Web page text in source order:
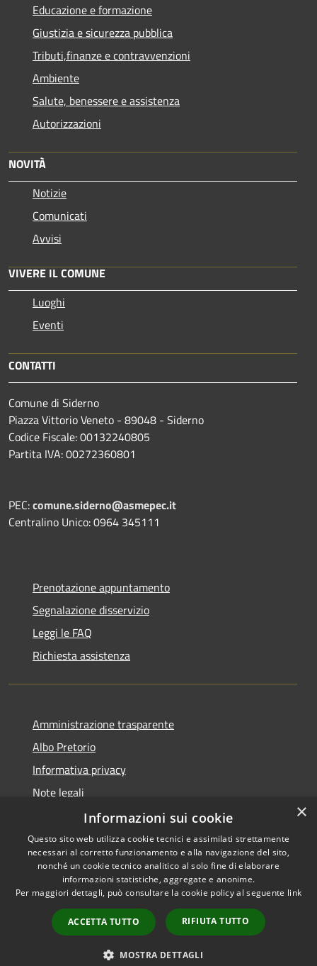
Educazione e formazione
Giustizia e sicurezza pubblica
Tributi,finanze e contravvenzioni
Ambiente
Salute, benessere e assistenza
Autorizzazioni
NOVITÀ
Notizie
Comunicati
Avvisi
VIVERE IL COMUNE
Luoghi
Eventi
CONTATTI
Comune di Siderno
Piazza Vittorio Veneto - 89048 - Siderno
Codice Fiscale: 00132240805
Partita IVA: 00272360801
PEC:comune.siderno@asmepec.it
Centralino Unico: 0964 345111
Prenotazione appuntamento
Segnalazione disservizio
Leggi le FAQ
Richiesta assistenza
Amministrazione trasparente
Albo Pretorio
Informativa privacy
Note legali
Dichiarazione di accessibilità
RSS
Accessibilità
Copyright © 2026 • Comune di
Municipium•
Accesso
redazione
×
Informazioni sui cookie
Questo sito web utilizza cookie tecnici e assimilati strettamente
necessari al corretto funzionamento e alla navigazione del sito,
nonché un cookie tecnico analitico al solo fine di elaborare
informazioni statistiche, aggregate e anonime.
Per maggiori dettagli, può consultare la cookie policy al seguente link
ACCETTA TUTTO RIFIUTA TUTTO
MOSTRA DETTAGLI